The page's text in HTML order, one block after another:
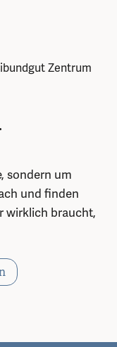
sondern um
und finden
wirklich braucht,